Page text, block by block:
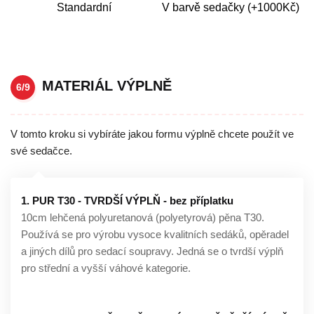
Standardní V barvě sedačky (+1000Kč)
6/9 MATERIÁL VÝPLNĚ
V tomto kroku si vybíráte jakou formu výplně chcete použít ve
své sedačce.
1. PUR T30 - TVRDŠÍ VÝPLŇ - bez příplatku
10cm lehčená polyuretanová (polyetyrová) pěna T30.
Používá se pro výrobu vysoce kvalitních sedáků, opěradel
a jiných dílů pro sedací soupravy. Jedná se o tvrdší výplň
pro střední a vyšší váhové kategorie.